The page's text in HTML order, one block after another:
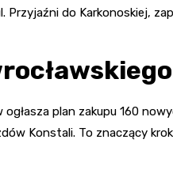
Przyjaźni do Karkonoskiej,
ogłasza plan zakupu 160
Konstali. To znaczący